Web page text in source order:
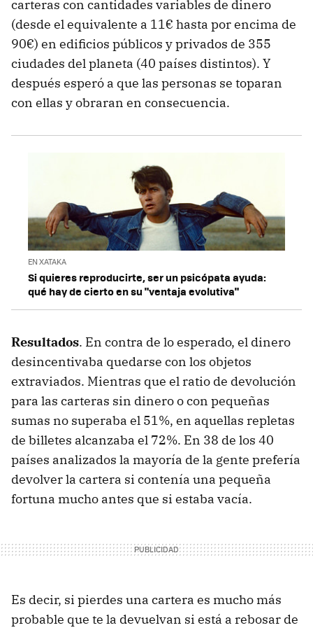
carteras con cantidades variables de dinero
(desde el equivalente a 11€ hasta por encima de
90€) en edificios públicos y privados de 355
ciudades del planeta (40 países distintos). Y
después esperó a que las personas se toparan
con ellas y obraran en consecuencia.
EN XATAKA
Si quieres reproducirte, ser un psicópata ayuda:
qué hay de cierto en su "ventaja evolutiva"
Resultados. En contra de lo esperado, el dinero
desincentivaba quedarse con los objetos
extraviados. Mientras que el ratio de devolución
para las carteras sin dinero o con pequeñas
sumas no superaba el 51%, en aquellas repletas
de billetes alcanzaba el 72%. En 38 de los 40
países analizados la mayoría de la gente prefería
devolver la cartera si contenía una pequeña
fortuna mucho antes que si estaba vacía.
Es decir, si pierdes una cartera es mucho más
probable que te la devuelvan si está a rebosar de